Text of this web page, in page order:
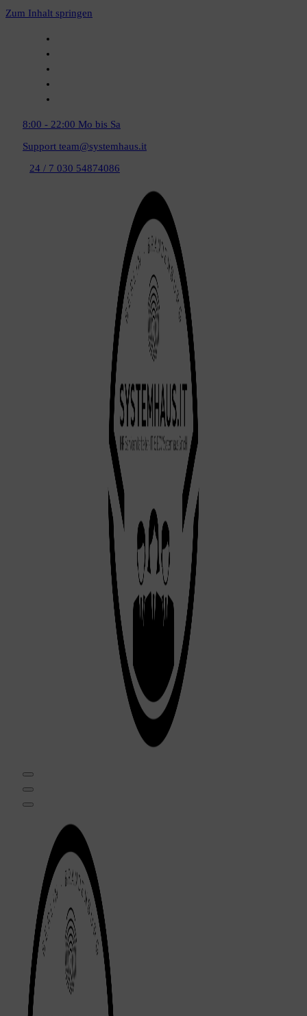
Zum Inhalt springen
8:00 - 22:00 Mo bis Sa
Support team@systemhaus.it
24 / 7 030 54874086